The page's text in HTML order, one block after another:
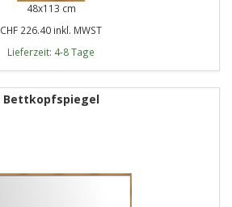
48x113 cm
CHF 226.40 inkl. MWST
Lieferzeit: 4-8 Tage
Bettkopfspiegel